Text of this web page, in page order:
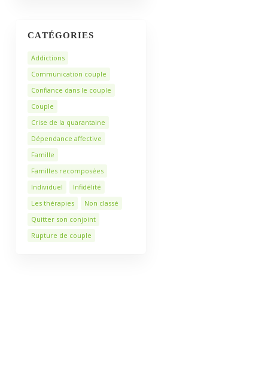
CATÉGORIES
Addictions
Communication couple
Confiance dans le couple
Couple
Crise de la quarantaine
Dépendance affective
Famille
Familles recomposées
Individuel
Infidélité
Les thérapies
Non classé
Quitter son conjoint
Rupture de couple